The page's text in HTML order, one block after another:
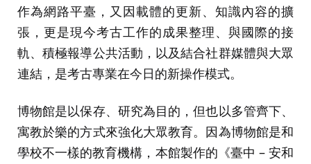
作為網路平臺，又因載體的更新、知識內容的擴
張，更是現今考古工作的成果整理、與國際的接
軌、積極報導公共活動，以及結合社群媒體與大眾
連結，是考古專業在今日的新操作模式。
博物館是以保存、研究為目的，但也以多管齊下、
寓教於樂的方式來強化大眾教育。因為博物館是和
學校不一樣的教育機構，本館製作的《臺中 – 安和